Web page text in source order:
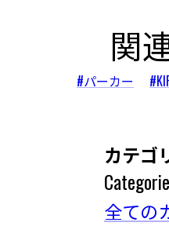
関
#パーカー
カテゴ
全ての